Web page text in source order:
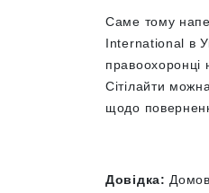
Саме тому
International в
правоохоронці
Сітілайти
щодо
Довідка: